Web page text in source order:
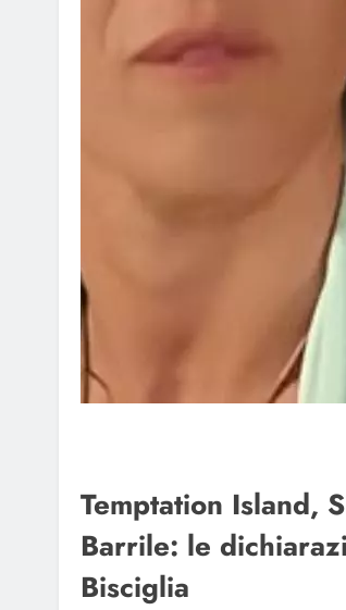
Temptation Island,
Barrile: le
Bisciglia